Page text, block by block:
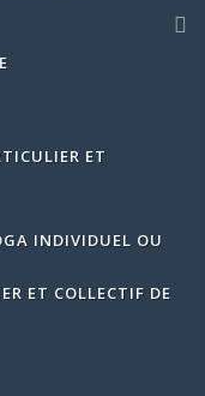
ET
INDIVIDUEL OU
ET COLLECTIF DE